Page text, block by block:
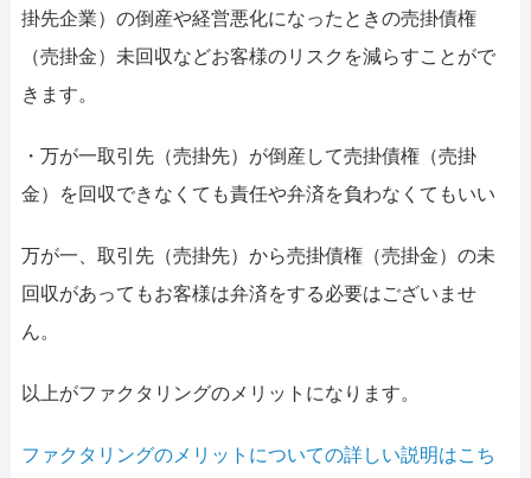
掛先企業）の倒産や経営悪化になったときの売掛債権
（売掛金）未回収などお客様のリスクを減らすことがで
きます。
・万が一取引先（売掛先）が倒産して売掛債権（売掛
金）を回収できなくても責任や弁済を負わなくてもいい
万が一、取引先（売掛先）から売掛債権（売掛金）の未
回収があってもお客様は弁済をする必要はございませ
ん。
以上がファクタリングのメリットになります。
ファクタリングのメリットについての詳しい説明はこち